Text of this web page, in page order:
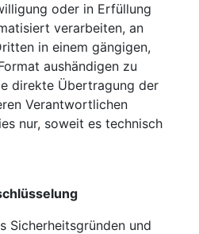
oder in Erfüllung
verarbeiten, an
in einem gängigen,
aushändigen zu
direkte Übertragung der
Verantwortlichen
nur, soweit es technisch
Sicherheitsgründen und